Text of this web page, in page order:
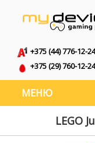
+375 (44) 776-12-
+375 (29) 760-12-
МЕНЮ
LEGO